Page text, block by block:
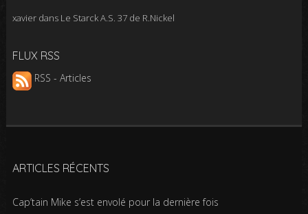
xavierdans Le Starck A.S. 37 de R.Nickel
FLUX RSS
RSS - Articles
ARTICLES RÉCENTS
Cap’tain Mike s’est envolé pour la dernière fois